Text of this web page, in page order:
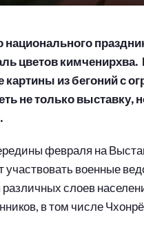
цветов
из бегоний с
не только выставку,
февраля на
участвовать военные
слоев
в том числе